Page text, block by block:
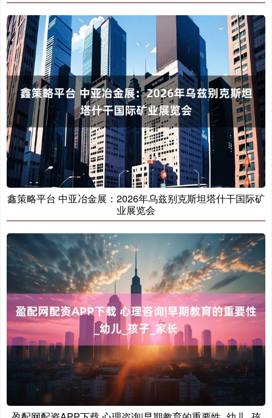
鑫策略平台 中亚冶金展：2026年乌兹别克斯坦塔什干国际矿
业展览会